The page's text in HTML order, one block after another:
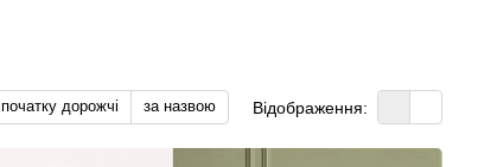
дорожчі за назвою Відображення: